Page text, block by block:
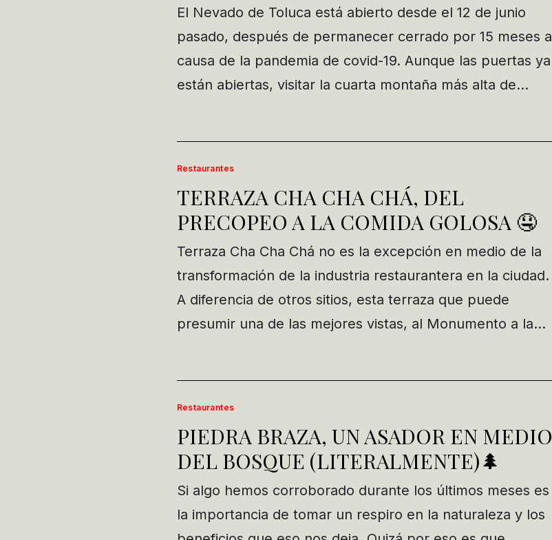
El Nevado de Toluca está abierto desde el 12 de junio
pasado, después de permanecer cerrado por 15 meses a
causa de la pandemia de covid-19. Aunque las puertas ya
están abiertas, visitar la cuarta montaña más alta de…
Restaurantes
TERRAZA CHA CHA CHÁ, DEL
PRECOPEO A LA COMIDA GOLOSA 🤤
Terraza Cha Cha Chá no es la excepción en medio de la
transformación de la industria restaurantera en la ciudad.
A diferencia de otros sitios, esta terraza que puede
presumir una de las mejores vistas, al Monumento a la…
Restaurantes
PIEDRA BRAZA, UN ASADOR EN MEDIO
DEL BOSQUE (LITERALMENTE)🌲
Si algo hemos corroborado durante los últimos meses es
la importancia de tomar un respiro en la naturaleza y los